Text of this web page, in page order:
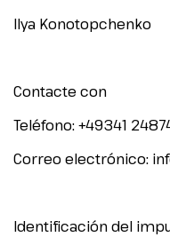
Ilya Konotopchenko
Contacte con
Teléfono: +49341
Correo electrónico:
Identificación del